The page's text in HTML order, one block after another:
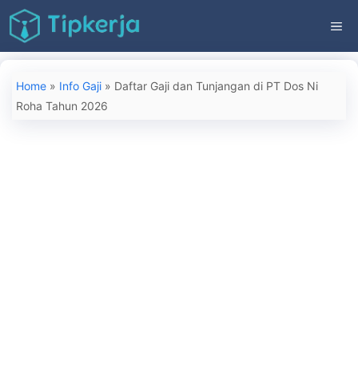
Langsung
ke
isi
Home » Info Gaji » Daftar Gaji dan Tunjangan di PT Dos Ni
Roha Tahun 2026